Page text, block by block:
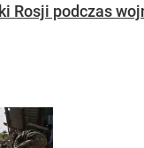
Rosji podczas